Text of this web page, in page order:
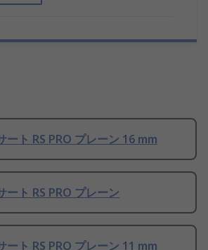
ート RS PRO プレーン 16 mm
ート RS PRO プレーン
ート RS PRO プレーン 11 mm